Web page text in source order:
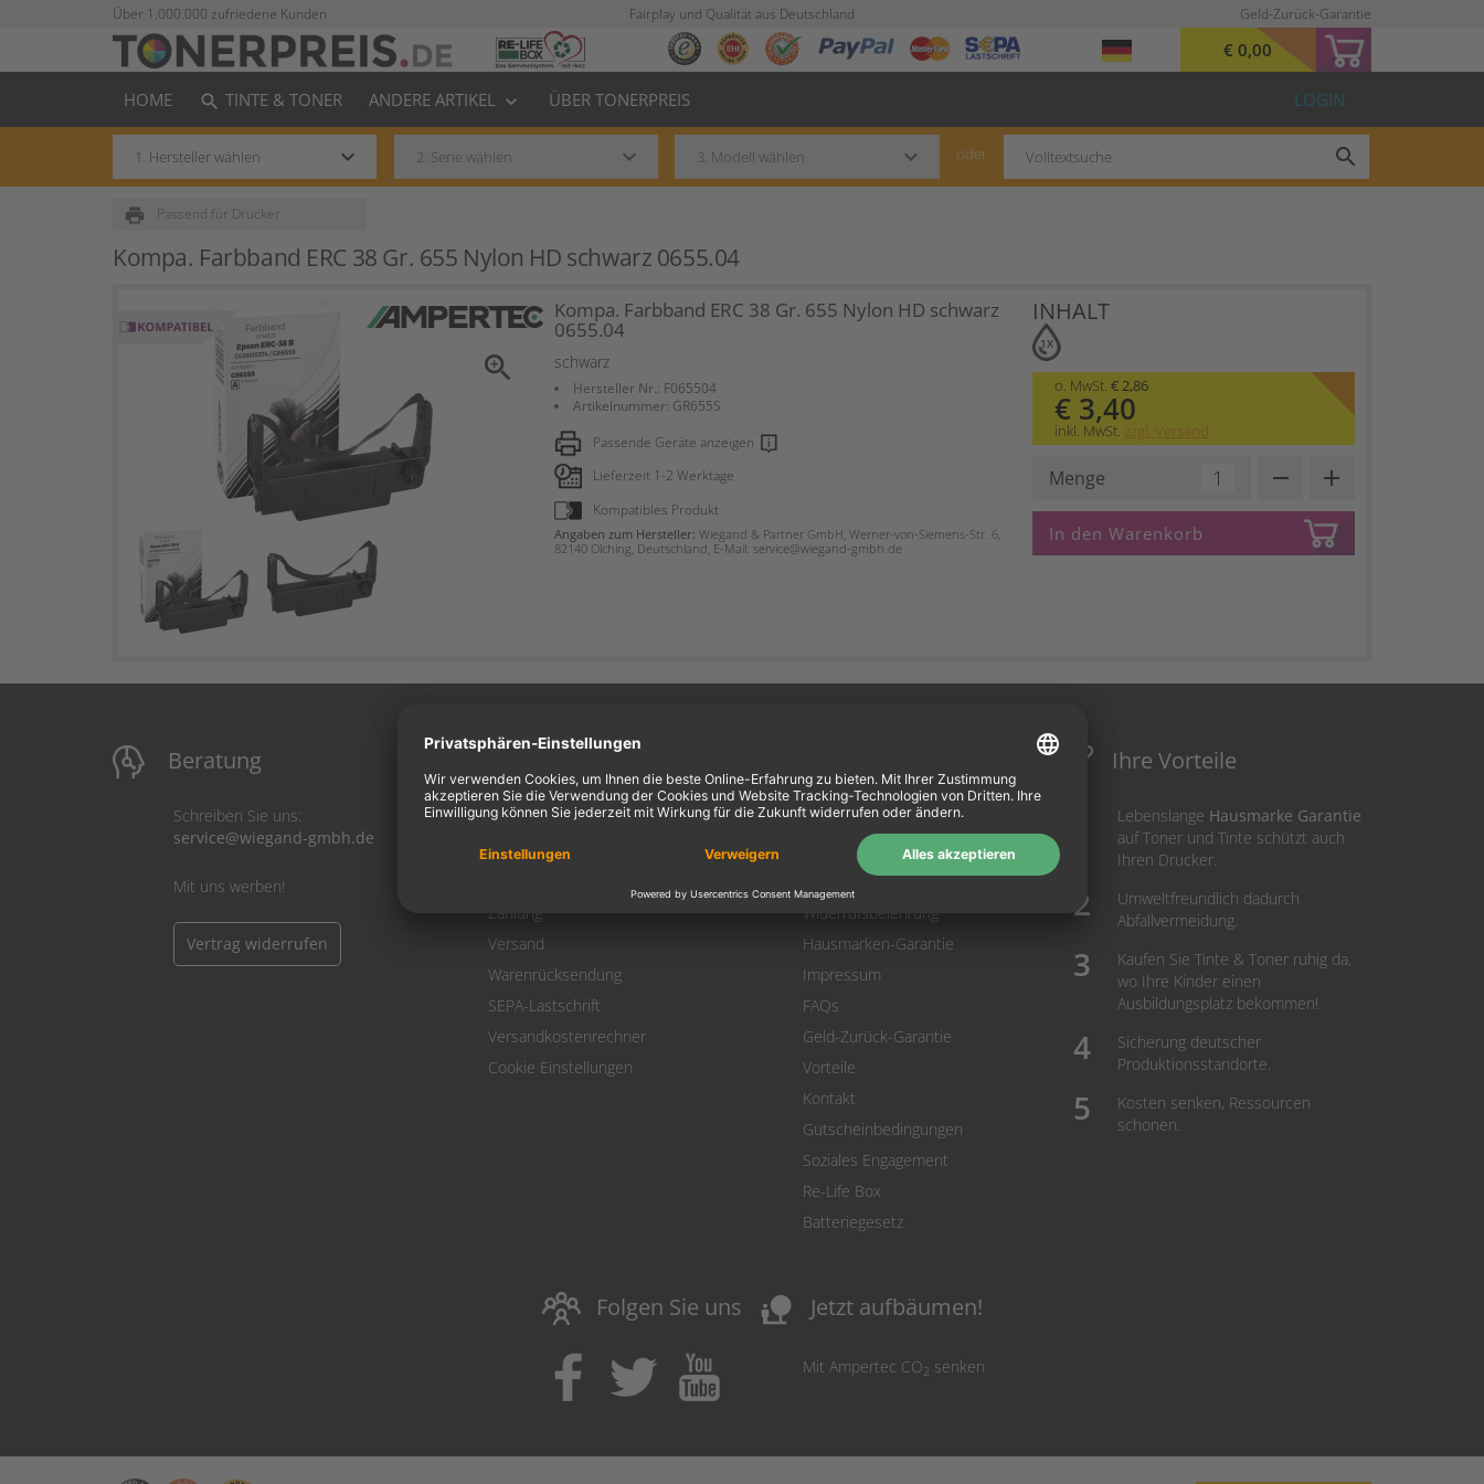
Über 1.000.000 zufriedene Kunden Fairplay und Qualität aus Deutschland Geld-Zurück-Garantie
€ 0,00
HOME search TINTE & TONER ANDERE ARTIKEL keyboard_arrow_down ÜBER TONERPREIS LOGIN
keyboard_arrow_down keyboard_arrow_down keyboard_arrow_down oder search
Passend für Drucker
print
Kompa. Farbband ERC 38 Gr. 655 Nylon HD schwarz 0655.04
zoom_in
Kompa. Farbband ERC 38 Gr. 655 Nylon HD schwarz
0655.04
schwarz
Hersteller Nr.: F065504
Artikelnummer: GR655S
Passende Geräte anzeigen
Lieferzeit 1-2 Werktage
Kompatibles Produkt
Angaben zum Hersteller: Wiegand & Partner GmbH, Werner-von-Siemens-Str. 6,
82140 Olching, Deutschland, E-Mail: service@wiegand-gmbh.de
INHALT
1X
o. MwSt. € 2,86
€ 3,40
inkl. MwSt. zzgl. Versand
Menge remove add
In den Warenkorb
Beratung
Schreiben Sie uns:
service@wiegand-gmbh.de
Mit uns werben!
Vertrag widerrufen
Mein Konto
Login
Zahlung
Versand
Warenrücksendung
SEPA-Lastschrift
Versandkostenrechner
Cookie Einstellungen
Über uns
Datenschutz
Widerrufsbelehrung
Hausmarken-Garantie
Impressum
FAQs
Geld-Zurück-Garantie
Vorteile
Kontakt
Gutscheinbedingungen
Soziales Engagement
Re-Life Box
Batteriegesetz
Ihre Vorteile
Lebenslange Hausmarke Garantie
auf Toner und Tinte schützt auch
Ihren Drucker.
Umweltfreundlich dadurch
Abfallvermeidung.
Kaufen Sie Tinte & Toner ruhig da,
wo Ihre Kinder einen
Ausbildungsplatz bekommen!
Sicherung deutscher
Produktionsstandorte.
Kosten senken, Ressourcen
schonen.
Folgen Sie uns nature_people Jetzt aufbäumen!
Mit Ampertec CO2 senken